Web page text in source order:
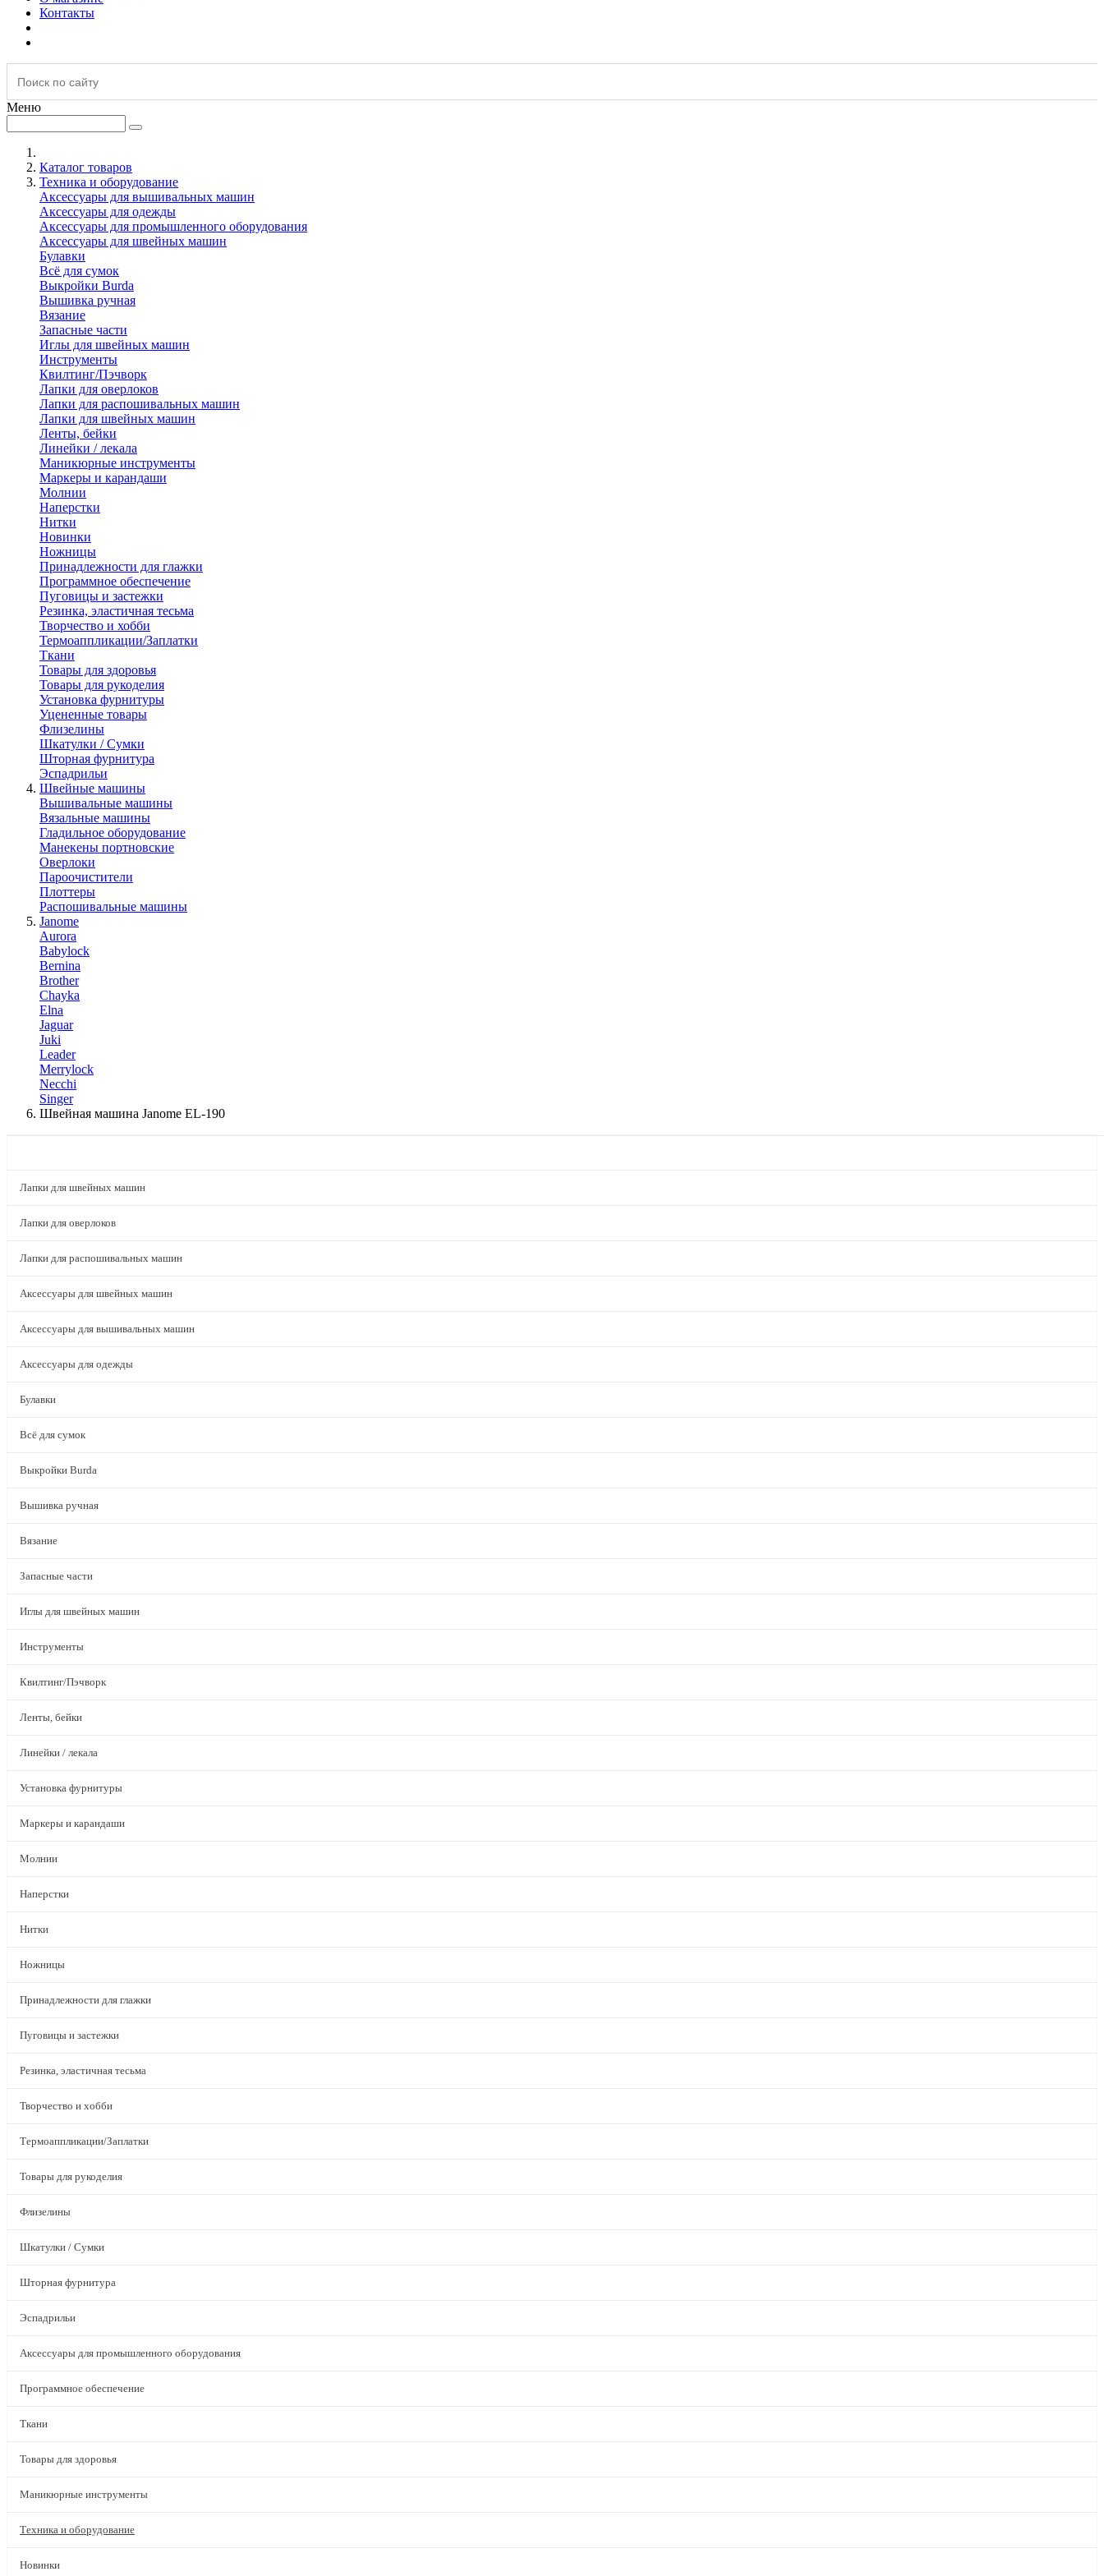
Контакты
Меню
Каталог товаров
Техника и оборудование
Аксессуары для вышивальных машин
Аксессуары для одежды
Аксессуары для промышленного оборудования
Аксессуары для швейных машин
Булавки
Всё для сумок
Выкройки Burda
Вышивка ручная
Вязание
Запасные части
Иглы для швейных машин
Инструменты
Квилтинг/Пэчворк
Лапки для оверлоков
Лапки для распошивальных машин
Лапки для швейных машин
Ленты, бейки
Линейки / лекала
Маникюрные инструменты
Маркеры и карандаши
Молнии
Наперстки
Нитки
Новинки
Ножницы
Принадлежности для глажки
Программное обеспечение
Пуговицы и застежки
Резинка, эластичная тесьма
Творчество и хобби
Термоаппликации/Заплатки
Ткани
Товары для здоровья
Товары для рукоделия
Установка фурнитуры
Уцененные товары
Флизелины
Шкатулки / Сумки
Шторная фурнитура
Эспадрильи
Швейные машины
Вышивальные машины
Вязальные машины
Гладильное оборудование
Манекены портновские
Оверлоки
Пароочистители
Плоттеры
Распошивальные машины
Janome
Aurora
Babylock
Bernina
Brother
Chayka
Elna
Jaguar
Juki
Leader
Merrylock
Necchi
Singer
Швейная машина Janome EL-190
Лапки для швейных машин
Лапки для оверлоков
Лапки для распошивальных машин
Аксессуары для швейных машин
Аксессуары для вышивальных машин
Аксессуары для одежды
Булавки
Всё для сумок
Выкройки Burda
Вышивка ручная
Вязание
Запасные части
Иглы для швейных машин
Инструменты
Квилтинг/Пэчворк
Ленты, бейки
Линейки / лекала
Установка фурнитуры
Маркеры и карандаши
Молнии
Наперстки
Нитки
Ножницы
Принадлежности для глажки
Пуговицы и застежки
Резинка, эластичная тесьма
Творчество и хобби
Термоаппликации/Заплатки
Товары для рукоделия
Флизелины
Шкатулки / Сумки
Шторная фурнитура
Эспадрильи
Аксессуары для промышленного оборудования
Программное обеспечение
Ткани
Товары для здоровья
Маникюрные инструменты
Техника и оборудование
Новинки